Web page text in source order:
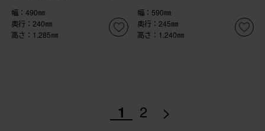
幅：490㎜
奥行：240㎜
高さ：1,285㎜
幅：590㎜
奥行：245㎜
高さ：1,240㎜
1 2 >